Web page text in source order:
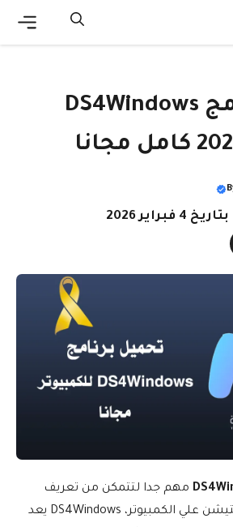
تحميل برنامج DS4Windows
2026
مهم جدا لتتمكن من تعريف
وتشغيل ذراع البلايستيشن علي الكمبيوتر، DS4Windows يعد